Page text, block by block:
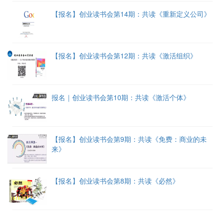
【报名】创业读书会第14期：共读《重新定义公司》
【报名】创业读书会第12期：共读《激活组织》
报名｜创业读书会第10期：共读《激活个体》
【报名】创业读书会第9期：共读《免费：商业的未
来》
【报名】创业读书会第8期：共读《必然》